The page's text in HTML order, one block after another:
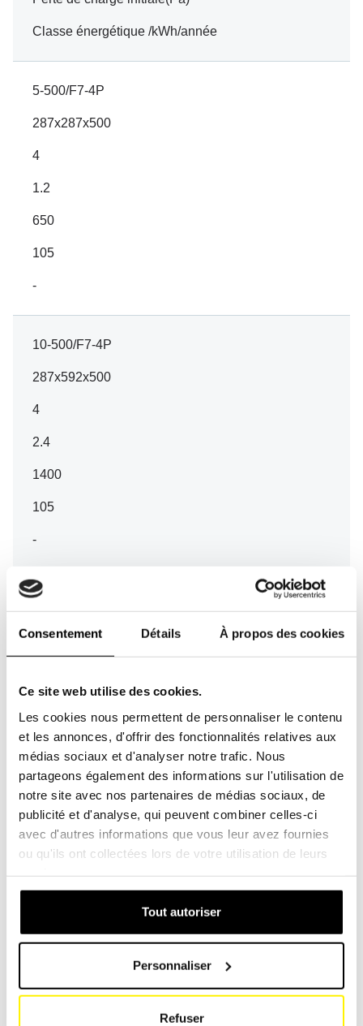
Consentement Détails À propos des cookies
Ce site web utilise des cookies.
Les cookies nous permettent de personnaliser le contenu
et les annonces, d'offrir des fonctionnalités relatives aux
médias sociaux et d'analyser notre trafic. Nous
partageons également des informations sur l'utilisation de
notre site avec nos partenaires de médias sociaux, de
publicité et d'analyse, qui peuvent combiner celles-ci
avec d'autres informations que vous leur avez fournies
ou qu'ils ont collectées lors de votre utilisation de leurs
Tout autoriser
Personnaliser
Refuser
Classe énergétique /kWh/année
5-500/F7-4P
287x287x500
4
1.2
650
105
-
10-500/F7-4P
287x592x500
4
2.4
1400
105
-
40-500/F7-6P
490x592x500
3.6
105
-
47-500/F7-8P